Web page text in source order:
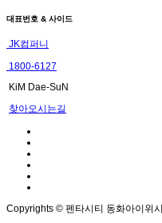
대표번호 & 사이드
JK컴퍼니
1800-6127
KiM Dae-SuN
찾아오시는길
Copyrights © 펜타시티 동화아이위